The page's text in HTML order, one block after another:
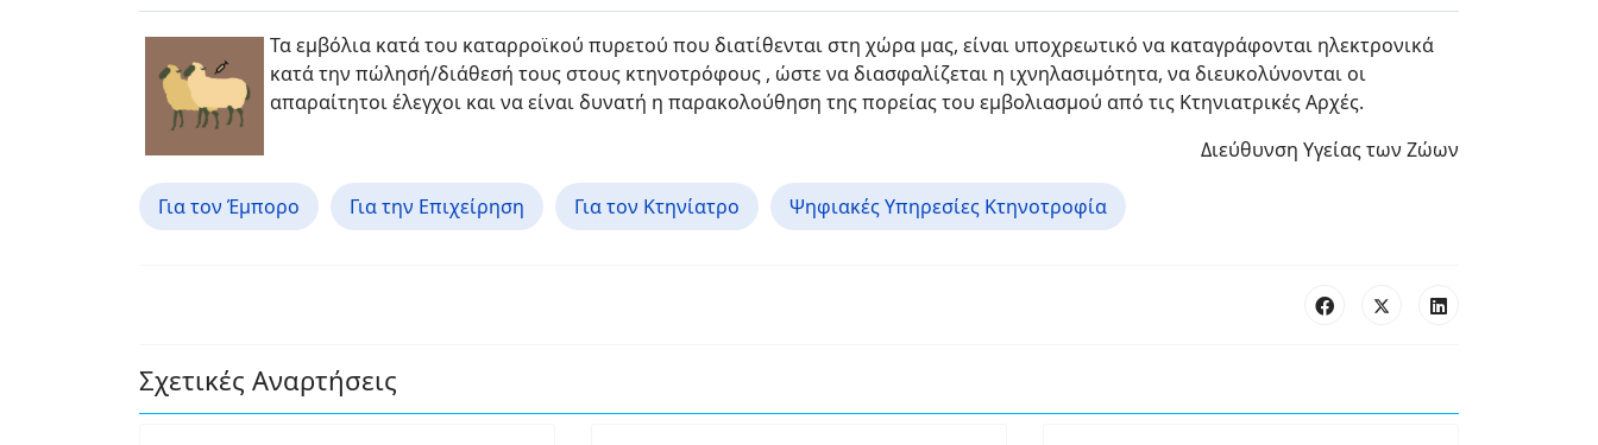
Τα εμβόλια κατά του καταρροϊκού πυρετού που διατίθενται στη χώρα μας, είναι υποχρεωτικό να καταγράφονται ηλεκτρονικά
κατά την πώλησή/διάθεσή τους στους κτηνοτρόφους , ώστε να διασφαλίζεται η ιχνηλασιμότητα, να διευκολύνονται οι
απαραίτητοι έλεγχοι και να είναι δυνατή η παρακολούθηση της πορείας του εμβολιασμού από τις Κτηνιατρικές Αρχές.
Διεύθυνση Υγείας των Ζώων
Για τον Έμπορο Για την Επιχείρηση Για τον Κτηνίατρο Ψηφιακές Υπηρεσίες Κτηνοτροφία
Σχετικές Αναρτήσεις